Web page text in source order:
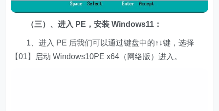
（三）、进入 PE，安装 Windows11：
1、进入 PE 后我们可以通过键盘中的↑↓键，选择
【01】启动 Windows10PE x64（网络版）进入。